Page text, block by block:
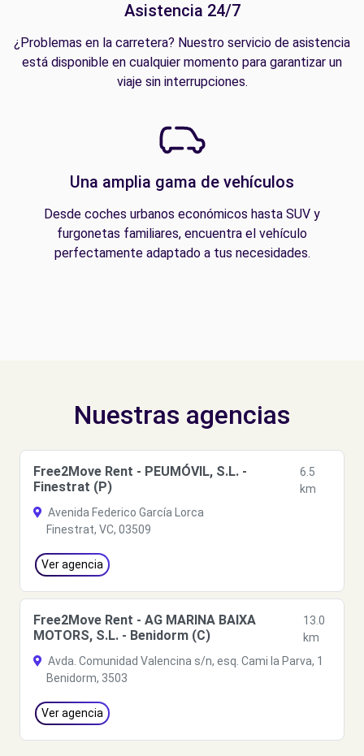
Asistencia 24/7
¿Problemas en la carretera? Nuestro servicio de asistencia
está disponible en cualquier momento para garantizar un
viaje sin interrupciones.
Una amplia gama de vehículos
Desde coches urbanos económicos hasta SUV y
furgonetas familiares, encuentra el vehículo
perfectamente adaptado a tus necesidades.
Nuestras agencias
Free2Move Rent - PEUMÓVIL, S.L. -
Finestrat (P)
6.5
km
Avenida Federico García Lorca
Finestrat, VC, 03509
Ver agencia
Free2Move Rent - AG MARINA BAIXA
MOTORS, S.L. - Benidorm (C)
13.0
km
Avda. Comunidad Valencina s/n, esq. Cami la Parva, 1
Benidorm, 3503
Ver agencia